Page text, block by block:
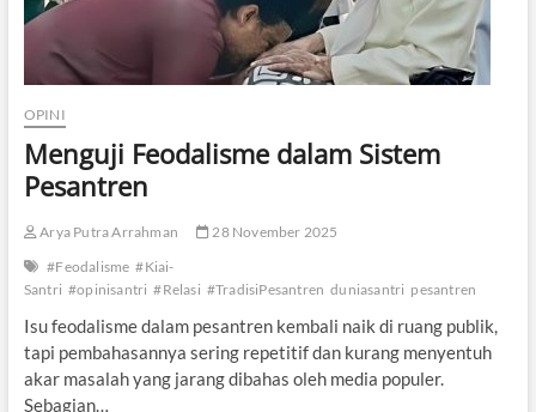
n
s
a
D
p
n
K
e
m
a
n
u
OPINI
Menguji Feodalisme dalam Sistem
Pesantren
Arya Putra Arrahman
28 November 2025
#Feodalisme #Kiai-
Santri #opinisantri #Relasi #TradisiPesantren duniasantri pesantren
Isu feodalisme dalam pesantren kembali naik di ruang publik,
tapi pembahasannya sering repetitif dan kurang menyentuh
akar masalah yang jarang dibahas oleh media populer.
Sebagian…